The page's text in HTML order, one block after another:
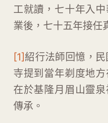
工就讀，七十年入
業後，七十五年接任
[1] 紹行法師回憶，
寺提到當年剃度地
在於基隆月眉山靈
傳承。